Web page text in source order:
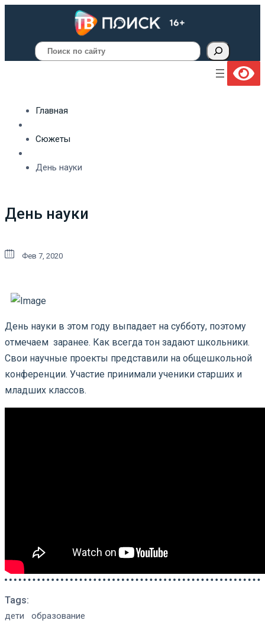
Поиск
Главная
Сюжеты
День науки
День науки
Фев 7, 2020
День науки в этом году выпадает на субботу, поэтому
отмечаем заранее. Как всегда тон задают школьники.
Свои научные проекты представили на общешкольной
конференции. Участие принимали ученики старших и
младших классов.
Tags:
дети образование